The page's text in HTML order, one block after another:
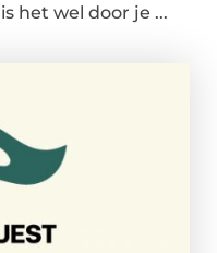
het wel door je ...